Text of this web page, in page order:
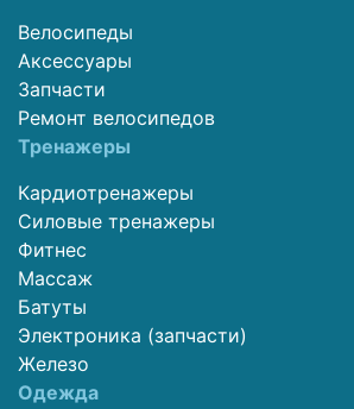
Велосипеды
Аксессуары
Запчасти
Ремонт велосипедов
Тренажеры
Кардиотренажеры
Силовые тренажеры
Фитнес
Массаж
Батуты
Электроника (запчасти)
Железо
Одежда